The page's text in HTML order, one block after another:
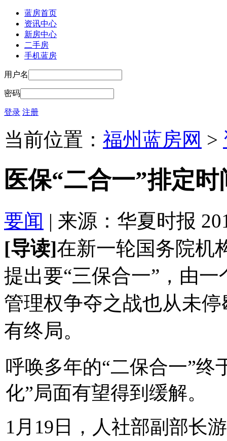
蓝房首页
资讯中心
新房中心
二手房
手机蓝房
用户名
密码
登录 注册
当前位置： 福州蓝房网 >
医保“二合一”排定
要闻 | 来源：华夏时报
[导读]在新一轮国务院机
提出要“三保合一”，由
管理权争夺之战也从未
有终局。
呼唤多年的“二保合一”终
化”局面有望得到缓解。
1月19日，人社部副部长